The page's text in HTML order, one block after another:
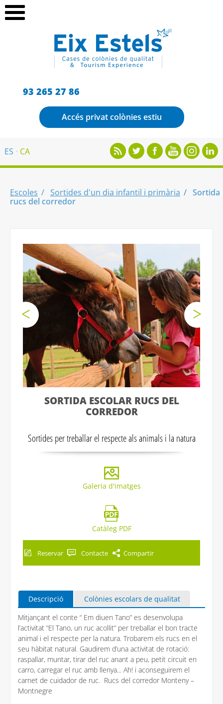
93 265 27 86
Accés privat colònies estiu
ES CA
Escoles Sortides d'un dia infantil i primària
Sortida
rucs del corredor
SORTIDA ESCOLAR RUCS DEL
CORREDOR
Sortides per treballar el respecte als animals i la natura
Galeria d'imatges
Catàleg PDF
Reservar Contacte Compartir
Descripció
Colònies escolars de qualitat
Mitjançant el conte “ Em diuen Tano” es desenvolupa
l’activitat “El Tano, un ruc acollit” per treballar el bon tracte
animal i el respecte per la natura. Trobarem els rucs en el
seu hàbitat natural. Gaudirem d’una activitat de rotació:
raspallar, muntar, tirar del ruc anant a peu, petit circuit en
carro, carregar el ruc amb llenya... Ah! i aconseguirem el
carnet de cuidador de ruc. Rucs del corredor Monteny –
Montnegre